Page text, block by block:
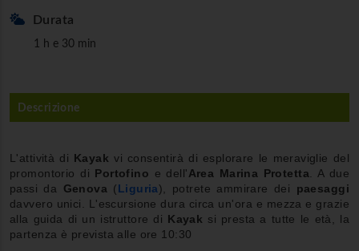
Durata
1 h e 30 min
Descrizione
L'attività di Kayak vi consentirà di esplorare le meraviglie del
promontorio di Portofino e dell'Area Marina Protetta . A due
passi da Genova (Liguria), potrete ammirare dei paesaggi
davvero unici. L'escursione dura circa un'ora e mezza e grazie
alla guida di un istruttore di Kayak si presta a tutte le età, la
partenza è prevista alle ore 10:30